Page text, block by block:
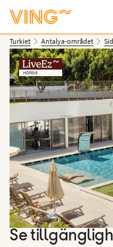
Turkiet Antalya-området
Se bilder
Se